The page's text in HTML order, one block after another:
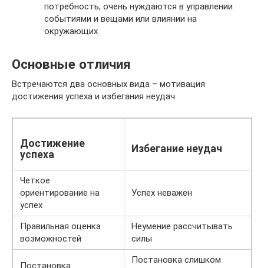
потребность, очень нуждаются в управлении
событиями и вещами или влиянии на
окружающих
Основные отличия
Встречаются два основных вида – мотивация
достижения успеха и избегания неудач.
Достижение
успеха
Избегание неудач
Четкое
ориентирование на
успех
Успех неважен
Правильная оценка
возможностей
Неумение рассчитывать
силы
Постановка
Постановка слишком